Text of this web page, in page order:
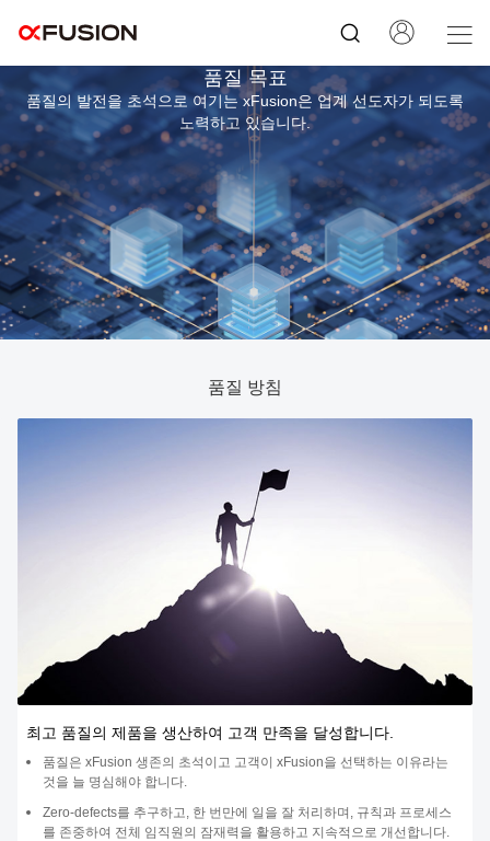
품질 목표
품질의 발전을 초석으로 여기는 xFusion은 업계 선도자가 되도록
노력하고 있습니다.
품질 방침
최고 품질의 제품을 생산하여 고객 만족을 달성합니다.
품질은 xFusion 생존의 초석이고 고객이 xFusion을 선택하는 이유라는
것을 늘 명심해야 합니다.
Zero-defects를 추구하고, 한 번만에 일을 잘 처리하며, 규칙과 프로세스
를 존중하여 전체 임직원의 잠재력을 활용하고 지속적으로 개선합니다.